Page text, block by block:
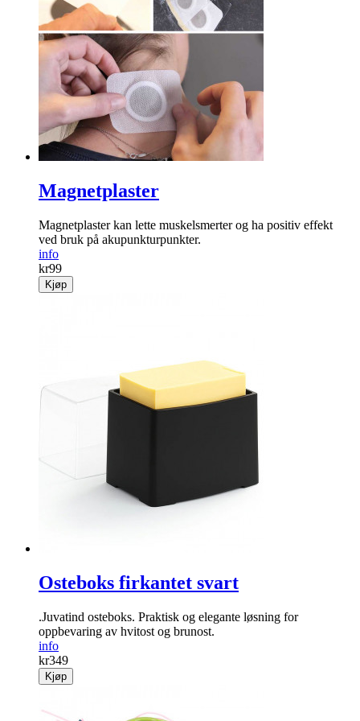
Magnetplaster
Magnetplaster kan lette muskelsmerter og ha positiv effekt
ved bruk på akupunkturpunkter.
info
kr99
Kjøp
Osteboks firkantet svart
.Juvatind osteboks. Praktisk og elegante løsning for
oppbevaring av hvitost og brunost.
info
kr349
Kjøp